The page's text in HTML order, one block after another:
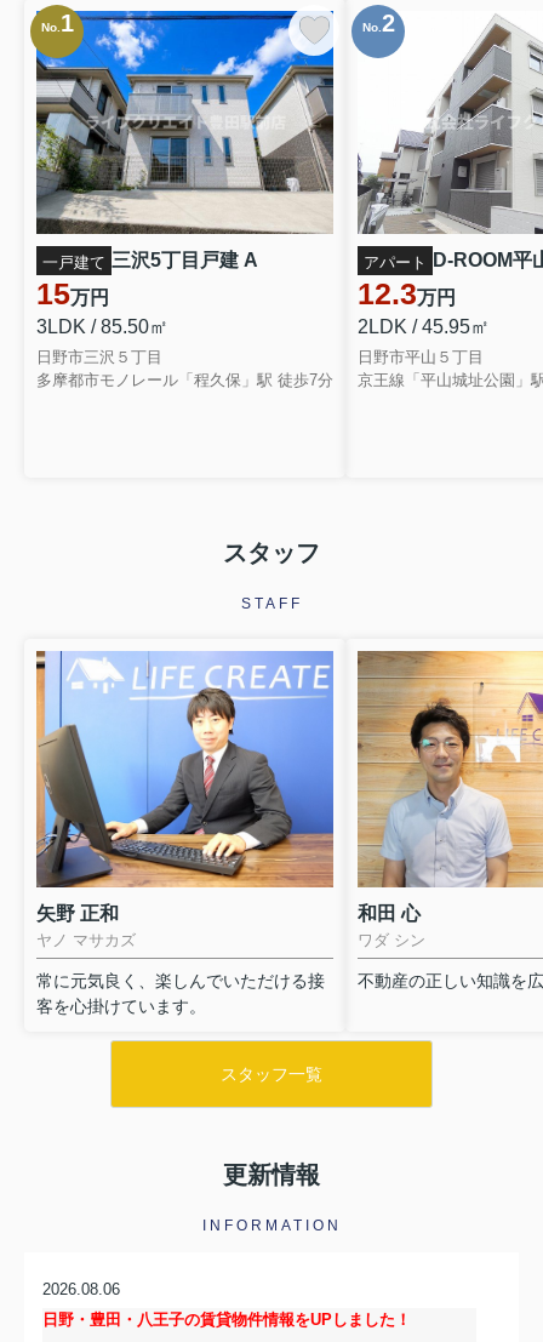
No. 1
一戸建て 三沢5丁目戸建 A
15万円
3LDK / 85.50㎡
日野市三沢５丁目
多摩都市モノレール「程久保」駅 徒歩7分
No. 2
アパート D-ROOM平
12.3万円
2LDK / 45.95㎡
日野市平山５丁目
京王線「平山城址公園」
スタッフ
STAFF
矢野 正和
ヤノ マサカズ
常に元気良く、楽しんでいただける接
客を心掛けています。
和田 心
ワダ シン
不動産の正しい知識を
スタッフ一覧
更新情報
INFORMATION
2026.08.06
日野・豊田・八王子の賃貸物件情報をUPしました！